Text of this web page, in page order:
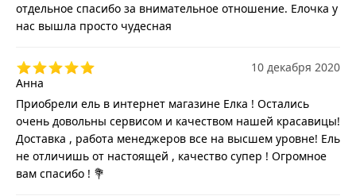
отдельное спасибо за внимательное отношение. Елочка у
нас вышла просто чудесная
Анна
10 декабря 2020
Приобрели ель в интернет магазине Елка ! Остались
очень довольны сервисом и качеством нашей красавицы!
Доставка , работа менеджеров все на высшем уровне! Ель
не отличишь от настоящей , качество супер ! Огромное
вам спасибо ! 💐